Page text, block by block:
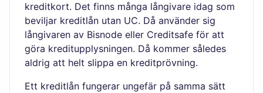
kreditkort. Det finns många långivare idag som
beviljar kreditlån utan UC. Då använder sig
långivaren av Bisnode eller Creditsafe för att
göra kreditupplysningen. Då kommer således
aldrig att helt slippa en kreditprövning.
Ett kreditlån fungerar ungefär på samma sätt